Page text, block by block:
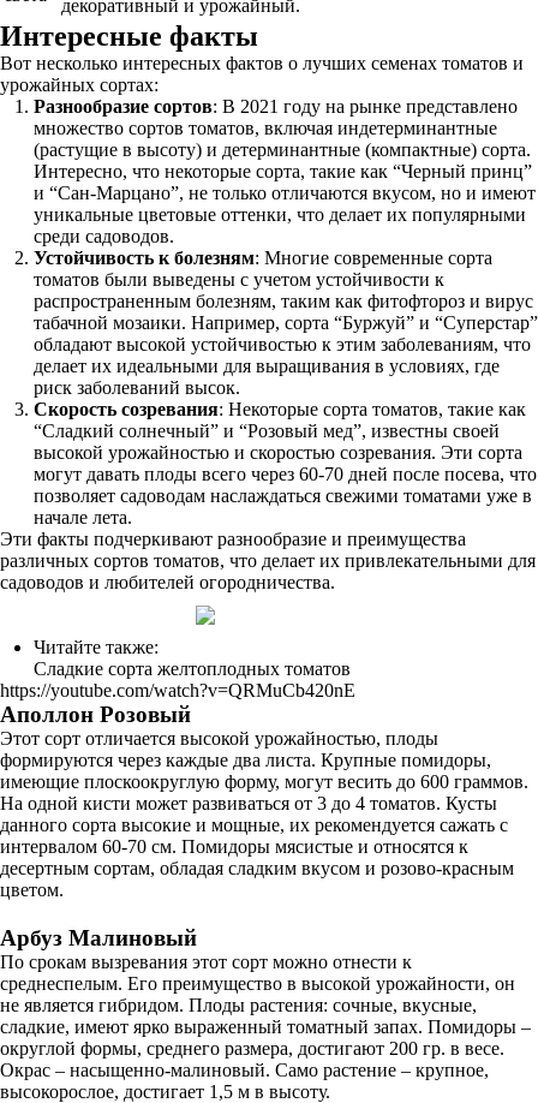
декоративный и урожайный.
Интересные факты
Вот несколько интересных фактов о лучших семенах томатов и
урожайных сортах:
Разнообразие сортов: В 2021 году на рынке представлено
множество сортов томатов, включая индетерминантные
(растущие в высоту) и детерминантные (компактные) сорта.
Интересно, что некоторые сорта, такие как “Черный принц”
и “Сан-Марцано”, не только отличаются вкусом, но и имеют
уникальные цветовые оттенки, что делает их популярными
среди садоводов.
Устойчивость к болезням: Многие современные сорта
томатов были выведены с учетом устойчивости к
распространенным болезням, таким как фитофтороз и вирус
табачной мозаики. Например, сорта “Буржуй” и “Суперстар”
обладают высокой устойчивостью к этим заболеваниям, что
делает их идеальными для выращивания в условиях, где
риск заболеваний высок.
Скорость созревания: Некоторые сорта томатов, такие как
“Сладкий солнечный” и “Розовый мед”, известны своей
высокой урожайностью и скоростью созревания. Эти сорта
могут давать плоды всего через 60-70 дней после посева, что
позволяет садоводам наслаждаться свежими томатами уже в
начале лета.
Эти факты подчеркивают разнообразие и преимущества
различных сортов томатов, что делает их привлекательными для
садоводов и любителей огородничества.
Читайте также:
Сладкие сорта желтоплодных томатов
https://youtube.com/watch?v=QRMuCb420nE
Аполлон Розовый
Этот сорт отличается высокой урожайностью, плоды
формируются через каждые два листа. Крупные помидоры,
имеющие плоскоокруглую форму, могут весить до 600 граммов.
На одной кисти может развиваться от 3 до 4 томатов. Кусты
данного сорта высокие и мощные, их рекомендуется сажать с
интервалом 60-70 см. Помидоры мясистые и относятся к
десертным сортам, обладая сладким вкусом и розово-красным
цветом.
Арбуз Малиновый
По срокам вызревания этот сорт можно отнести к
среднеспелым. Его преимущество в высокой урожайности, он
не является гибридом. Плоды растения: сочные, вкусные,
сладкие, имеют ярко выраженный томатный запах. Помидоры –
округлой формы, среднего размера, достигают 200 гр. в весе.
Окрас – насыщенно-малиновый. Само растение – крупное,
высокорослое, достигает 1,5 м в высоту.